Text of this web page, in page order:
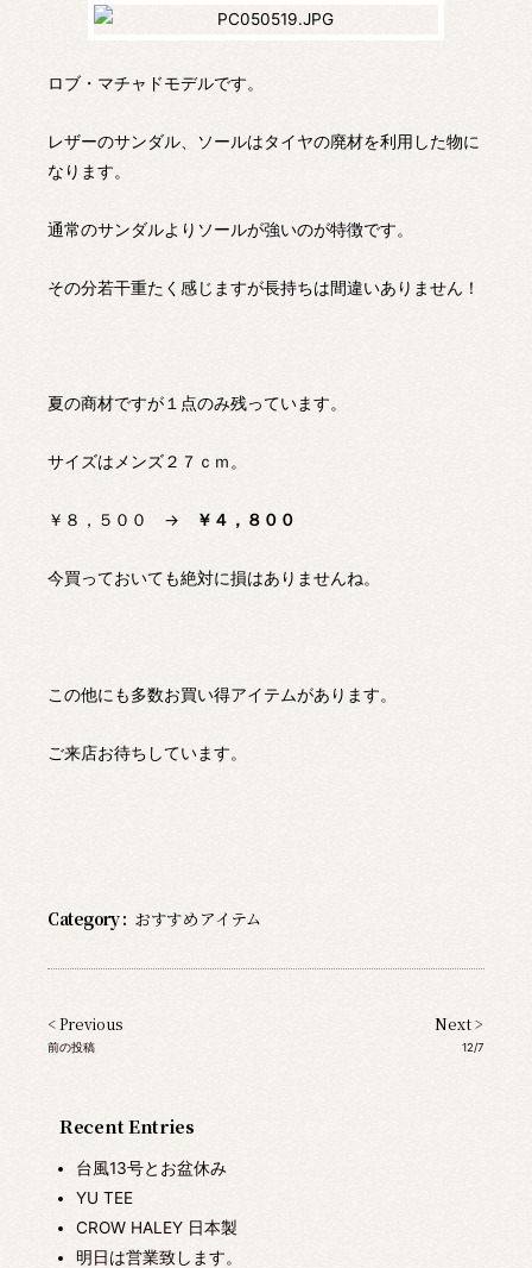
Recent Entries
台風13号とお盆休み
YU TEE
CROW HALEY 日本製
明日は営業致します。
ロブ・マチャドモデルです。
レザーのサンダル、ソールはタイヤの廃材を利用した物に
なります。
通常のサンダルよりソールが強いのが特徴です。
その分若干重たく感じますが長持ちは間違いありません！
夏の商材ですが１点のみ残っています。
サイズはメンズ２７ｃｍ。
￥８，５００ → ￥４，８００
今買っておいても絶対に損はありませんね。
この他にも多数お買い得アイテムがあります。
ご来店お待ちしています。
Category : おすすめアイテム
< Previous
前の投稿
Next >
12/7